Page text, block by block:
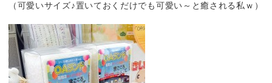
（可愛いサイズ♪置いておくだけでも可愛い～と癒される私ｗ）